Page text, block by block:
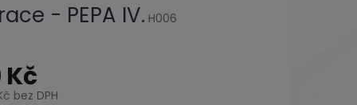
- PEPA IV. H006
bez DPH